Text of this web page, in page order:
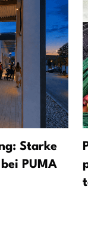
Starke
PUMA